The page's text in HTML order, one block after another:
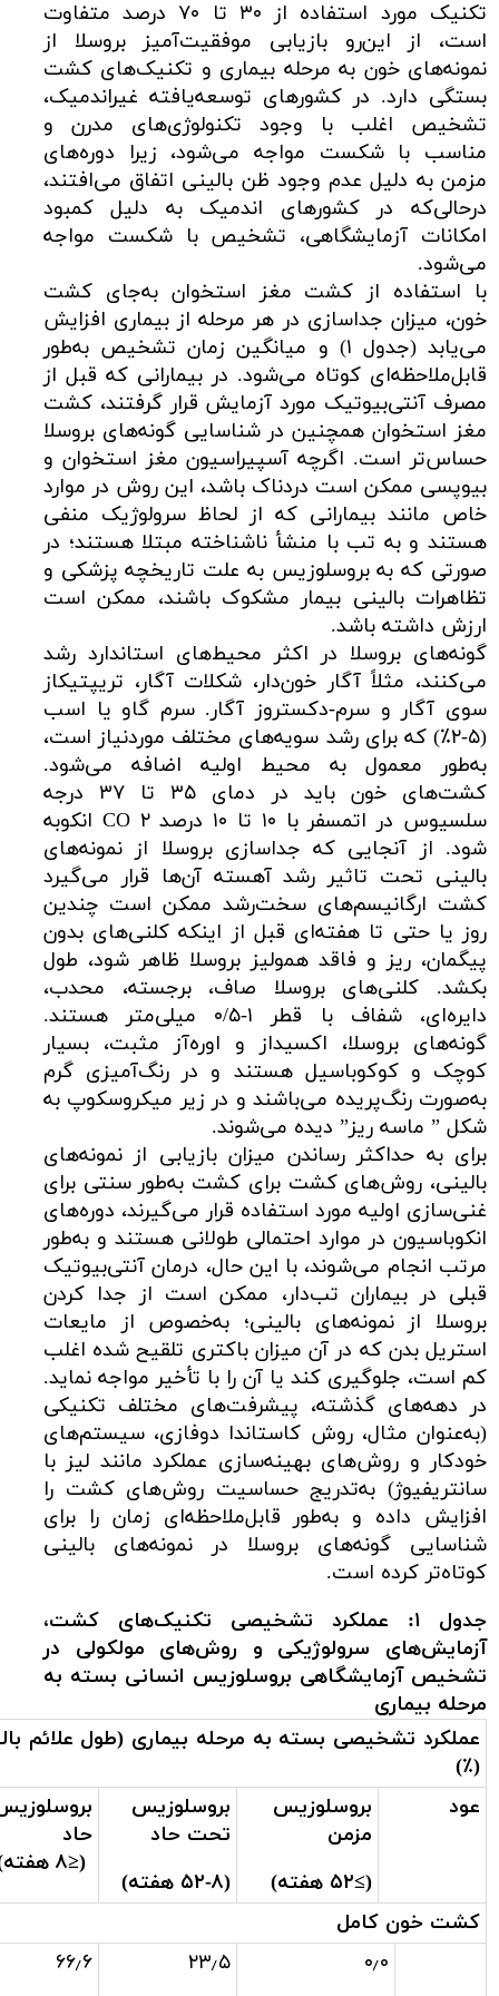
تکنیک مورد استفاده از ۳۰ تا ۷۰ درصد متفاوت
است، از این‌رو بازیابی موفقیت‌آمیز بروسلا از
نمونه‌های خون به مرحله بیماری و تکنیک‌های کشت
بستگی دارد. در کشورهای توسعه‌یافته غیراندمیک،
تشخیص اغلب با وجود تکنولوژی‌های مدرن و
مناسب با شکست مواجه می‌شود، زیرا دوره‌های
مزمن به دلیل عدم وجود ظن بالینی اتفاق می‌افتند،
درحالی‌که در کشورهای اندمیک به دلیل کمبود
امکانات آزمایشگاهی، تشخیص با شکست مواجه
می‌شود.
با استفاده از کشت مغز استخوان به‌جای کشت
خون، میزان جداسازی در هر مرحله از بیماری افزایش
می‌یابد (جدول ۱) و میانگین زمان تشخیص به‌طور
قابل‌ملاحظه‌ای کوتاه می‌شود. در بیمارانی که قبل از
مصرف آنتی‌بیوتیک مورد آزمایش قرار گرفتند، کشت
مغز استخوان همچنین در شناسایی گونه‌های بروسلا
حساس‌تر است. اگرچه آسپیراسیون مغز استخوان و
بیوپسی ممکن است دردناک باشد، این روش در موارد
خاص مانند بیمارانی که از لحاظ سرولوژیک منفی
هستند و به تب با منشأ ناشناخته مبتلا هستند؛ در
صورتی که به بروسلوزیس به علت تاریخچه پزشکی و
تظاهرات بالینی بیمار مشکوک باشند، ممکن است
ارزش داشته باشد.
گونه‌های بروسلا در اکثر محیط‌های استاندارد رشد
می‌کنند، مثلاً آگار خون‌دار، شکلات آگار، تریپتیکاز
سوی آگار و سرم-دکستروز آگار. سرم گاو یا اسب
(۵-۲٪) که برای رشد سویه‌های مختلف موردنیاز است،
به‌طور معمول به محیط اولیه اضافه می‌شود.
کشت‌های خون باید در دمای ۳۵ تا ۳۷ درجه
سلسیوس در اتمسفر با ۱۰ تا ۱۰ درصد ۲ CO انکوبه
شود. از آنجایی که جداسازی بروسلا از نمونه‌های
بالینی تحت تاثیر رشد آهسته آن‌ها قرار می‌گیرد
کشت ارگانیسم‌های سخت‌رشد ممکن است چندین
روز یا حتی تا هفته‌ای قبل از اینکه کلنی‌های بدون
پیگمان، ریز و فاقد همولیز بروسلا ظاهر شود، طول
بکشد. کلنی‌های بروسلا صاف، برجسته، محدب،
دایره‌ای، شفاف با قطر ۱-۰/۵ میلی‌متر هستند.
گونه‌های بروسلا، اکسیداز و اوره‌آز مثبت، بسیار
کوچک و کوکوباسیل هستند و در رنگ‌آمیزی گرم
به‌صورت رنگ‌پریده می‌باشند و در زیر میکروسکوپ به
شکل ” ماسه ریز” دیده می‌شوند.
برای به حداکثر رساندن میزان بازیابی از نمونه‌های
بالینی، روش‌های کشت برای کشت به‌طور سنتی برای
غنی‌سازی اولیه مورد استفاده قرار می‌گیرند، دوره‌های
انکوباسیون در موارد احتمالی طولانی هستند و به‌طور
مرتب انجام می‌شوند، با این حال، درمان آنتی‌بیوتیک
قبلی در بیماران تب‌دار، ممکن است از جدا کردن
بروسلا از نمونه‌های بالینی؛ به‌خصوص از مایعات
استریل بدن که در آن میزان باکتری تلقیح شده اغلب
کم است، جلوگیری کند یا آن را با تأخیر مواجه نماید.
در دهه‌های گذشته، پیشرفت‌های مختلف تکنیکی
(به‌عنوان مثال، روش کاستاندا دوفازی، سیستم‌های
خودکار و روش‌های بهینه‌سازی عملکرد مانند لیز با
سانتریفیوژ) به‌تدریج حساسیت روش‌های کشت را
افزایش داده و به‌طور قابل‌ملاحظه‌ای زمان را برای
شناسایی گونه‌های بروسلا در نمونه‌های بالینی
کوتاه‌تر کرده است.
جدول ۱: عملکرد تشخیصی تکنیک‌های کشت،
آزمایش‌های سرولوژیکی و روش‌های مولکولی در
تشخیص آزمایشگاهی بروسلوزیس انسانی بسته به
مرحله بیماری
عملکرد تشخیصی بسته به مرحله بیماری (طول علائم
(٪)
عود
بروسلوزیس
مزمن
(
≥۵۲ هفته)
بروسلوزیس
تحت حاد
(۵۲-۸ هفته)
حاد
(
≤۸ هفته)
کشت خون کامل
۰٫۰
۲۳٫۵ ۶۶٫۶